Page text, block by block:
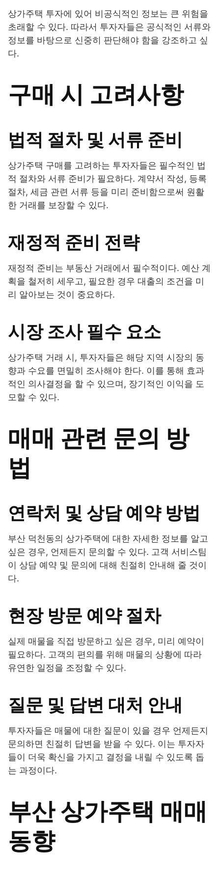
상가주택 투자에 있어 비공식적인 정보는 큰 위험을
초래할 수 있다. 따라서 투자자들은 공식적인 서류와
정보를 바탕으로 신중히 판단해야 함을 강조하고 싶
다.
구매 시 고려사항
법적 절차 및 서류 준비
상가주택 구매를 고려하는 투자자들은 필수적인 법
적 절차와 서류 준비가 필요하다. 계약서 작성, 등록
절차, 세금 관련 서류 등을 미리 준비함으로써 원활
한 거래를 보장할 수 있다.
재정적 준비 전략
재정적 준비는 부동산 거래에서 필수적이다. 예산 계
획을 철저히 세우고, 필요한 경우 대출의 조건을 미
리 알아보는 것이 중요하다.
시장 조사 필수 요소
상가주택 거래 시, 투자자들은 해당 지역 시장의 동
향과 수요를 면밀히 조사해야 한다. 이를 통해 효과
적인 의사결정을 할 수 있으며, 장기적인 이익을 도
모할 수 있다.
매매 관련 문의 방
법
연락처 및 상담 예약 방법
부산 덕천동의 상가주택에 대한 자세한 정보를 알고
싶은 경우, 언제든지 문의할 수 있다. 고객 서비스팀
이 상담 예약 및 문의에 대해 친절히 안내해 줄 것이
다.
현장 방문 예약 절차
실제 매물을 직접 방문하고 싶은 경우, 미리 예약이
필요하다. 고객의 편의를 위해 매물의 상황에 따라
유연한 일정을 조정할 수 있다.
질문 및 답변 대처 안내
투자자들은 매물에 대한 질문이 있을 경우 언제든지
문의하면 친절히 답변을 받을 수 있다. 이는 투자자
들이 더욱 확신을 가지고 결정을 내릴 수 있도록 돕
는 과정이다.
부산 상가주택 매매
동향